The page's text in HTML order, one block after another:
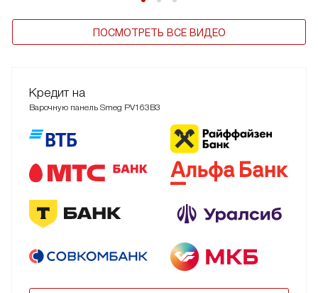
ПОСМОТРЕТЬ ВСЕ ВИДЕО
Кредит на
Варочную панель Smeg PV163B3